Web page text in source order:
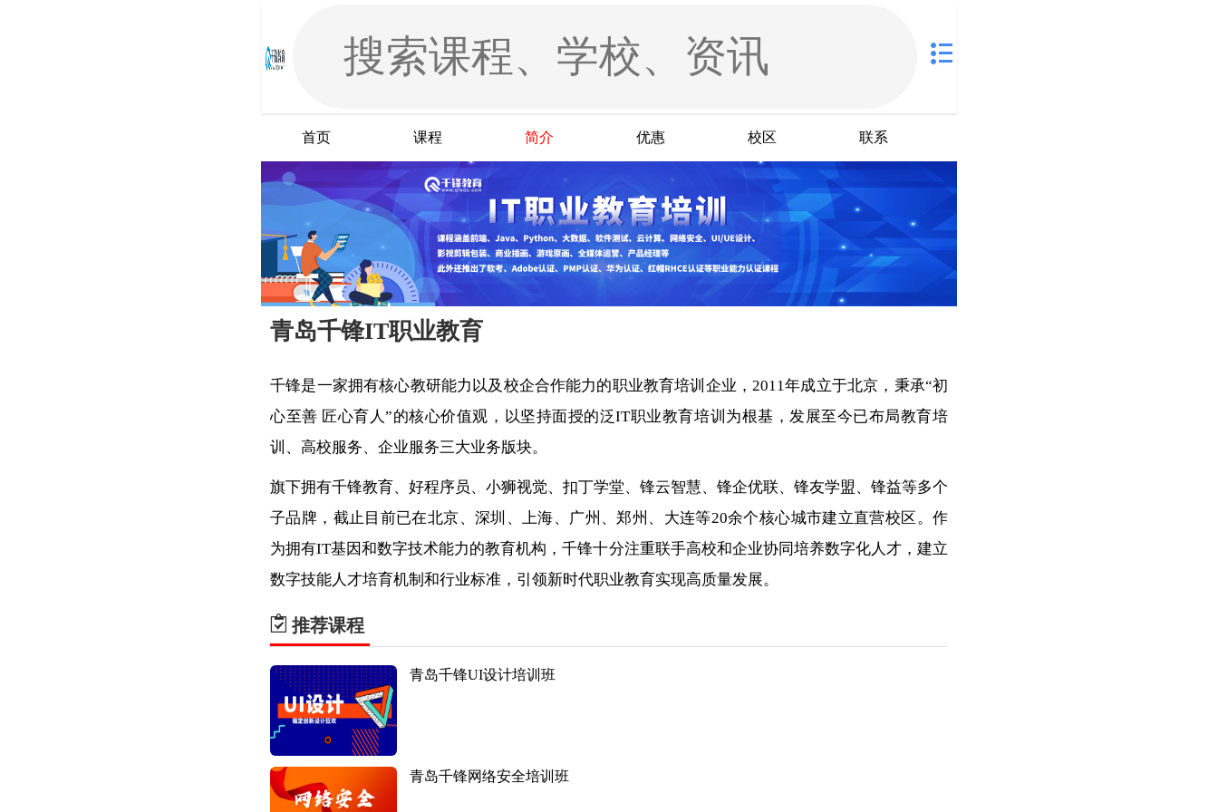
首页 课程 简介 优惠 校区 联系
青岛千锋IT职业教育
千锋是一家拥有核心教研能力以及校企合作能力的职业教育培训企业，2011年成立于北京，秉承“初
心至善 匠心育人”的核心价值观，以坚持面授的泛IT职业教育培训为根基，发展至今已布局教育培
训、高校服务、企业服务三大业务版块。
旗下拥有千锋教育、好程序员、小狮视觉、扣丁学堂、锋云智慧、锋企优联、锋友学盟、锋益等多个
子品牌，截止目前已在北京、深圳、上海、广州、郑州、大连等20余个核心城市建立直营校区。作
为拥有IT基因和数字技术能力的教育机构，千锋十分注重联手高校和企业协同培养数字化人才，建立
数字技能人才培育机制和行业标准，引领新时代职业教育实现高质量发展。
推荐课程
青岛千锋UI设计培训班
青岛千锋网络安全培训班